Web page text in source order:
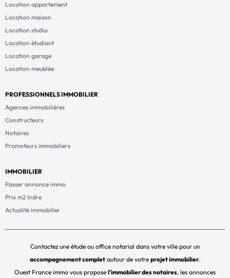
Location appartement
Location maison
Location studio
Location étudiant
Location garage
Location meublée
PROFESSIONNELS IMMOBILIER
Agences immobilières
Constructeurs
Notaires
Promoteurs immobiliers
IMMOBILIER
Passer annonce immo
Prix m2 Indre
Actualité immobilier
Contactez une étude ou office notarial dans votre ville pour un
accompagnement complet autour de votre projet immobilier.
Ouest France immo vous propose l'immobilier des notaires, les annonces